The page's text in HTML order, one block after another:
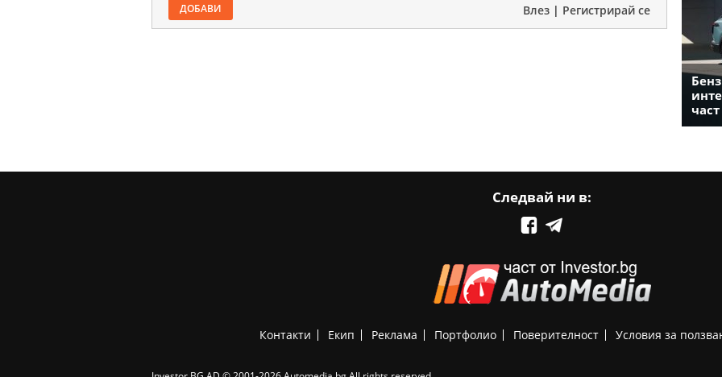
ДОБАВИ Влез | Регистрирай се
част
Следвай ни в:
Контакти Екип Реклама Портфолио Поверителност Условия за